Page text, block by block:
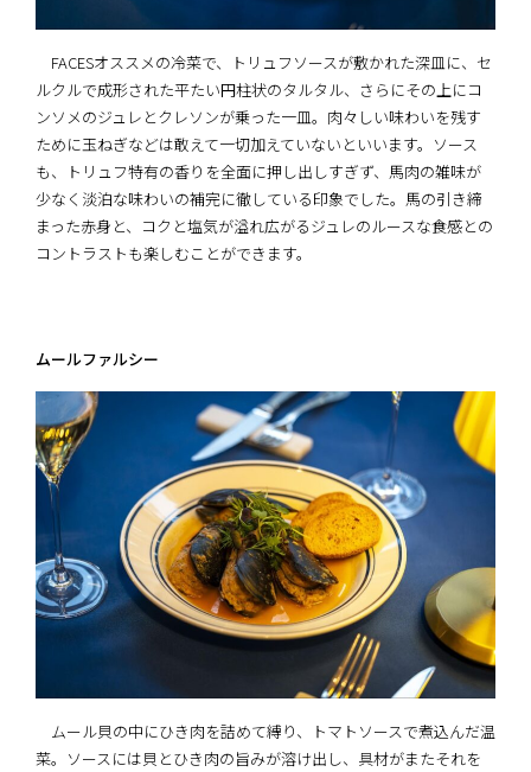
FACESオススメの冷菜で、トリュフソースが敷かれた深皿に、セ
ルクルで成形された平たい円柱状のタルタル、さらにその上にコ
ンソメのジュレとクレソンが乗った一皿。肉々しい味わいを残す
ために玉ねぎなどは敢えて一切加えていないといいます。ソース
も、トリュフ特有の香りを全面に押し出しすぎず、馬肉の雑味が
少なく淡泊な味わいの補完に徹している印象でした。馬の引き締
まった赤身と、コクと塩気が溢れ広がるジュレのルースな食感との
コントラストも楽しむことができます。
ムールファルシー
ムール貝の中にひき肉を詰めて縛り、トマトソースで煮込んだ温
菜。ソースには貝とひき肉の旨みが溶け出し、具材がまたそれを